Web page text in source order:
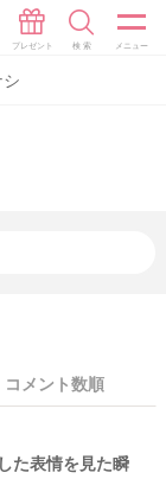
コメント数順
た表情を見た瞬